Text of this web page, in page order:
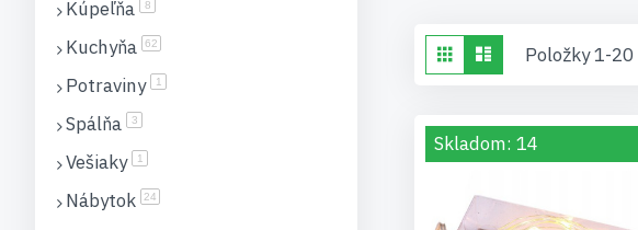
Zobraziť
ako
Grid Zoznam
Položky1-20
Skladom: 14
Kúpeľňa 8položky
Kuchyňa 62
Potraviny 1
Spálňa 3položky
Vešiaky 1
Nábytok 24